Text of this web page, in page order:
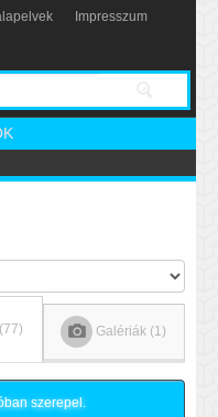
Impresszum
Galériák (1)
szerepel.